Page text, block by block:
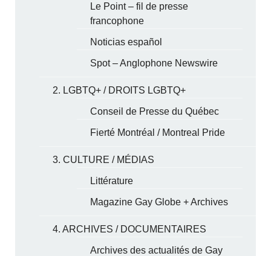
Le Point – fil de presse
francophone
Noticias español
Spot – Anglophone Newswire
2. LGBTQ+ / DROITS LGBTQ+
Conseil de Presse du Québec
Fierté Montréal / Montreal Pride
3. CULTURE / MÉDIAS
Littérature
Magazine Gay Globe + Archives
4. ARCHIVES / DOCUMENTAIRES
Archives des actualités de Gay